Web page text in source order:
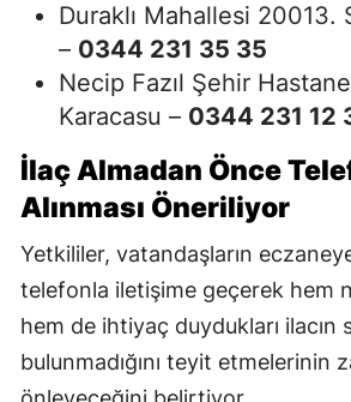
Duraklı Mahallesi 20013.
– 0344 231 35 35
Necip Fazıl Şehir
Karacasu – 0344 231 12
İlaç Almadan Önce
Alınması Öneriliyor
Yetkililer, vatandaşların
telefonla iletişime geçerek hem
hem de ihtiyaç duydukları ilacın
bulunmadığını teyit etmelerinin